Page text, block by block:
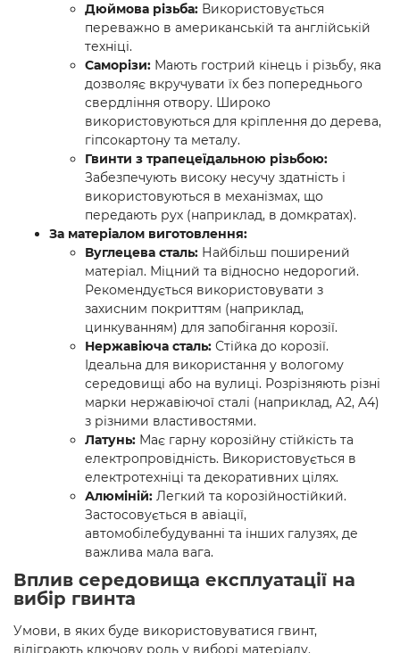
Дюймова різьба: Використовується
переважно в американській та англійській
техніці.
Саморізи: Мають гострий кінець і різьбу, яка
дозволяє вкручувати їх без попереднього
свердління отвору. Широко
використовуються для кріплення до дерева,
гіпсокартону та металу.
Гвинти з трапецеїдальною різьбою:
Забезпечують високу несучу здатність і
використовуються в механізмах, що
передають рух (наприклад, в домкратах).
За матеріалом виготовлення:
Вуглецева сталь: Найбільш поширений
матеріал. Міцний та відносно недорогий.
Рекомендується використовувати з
захисним покриттям (наприклад,
цинкуванням) для запобігання корозії.
Нержавіюча сталь: Стійка до корозії.
Ідеальна для використання у вологому
середовищі або на вулиці. Розрізняють різні
марки нержавіючої сталі (наприклад, A2, A4)
з різними властивостями.
Латунь: Має гарну корозійну стійкість та
електропровідність. Використовується в
електротехніці та декоративних цілях.
Алюміній: Легкий та корозійностійкий.
Застосовується в авіації,
автомобілебудуванні та інших галузях, де
важлива мала вага.
Вплив середовища експлуатації на
вибір гвинта
Умови, в яких буде використовуватися гвинт,
відіграють ключову роль у виборі матеріалу.